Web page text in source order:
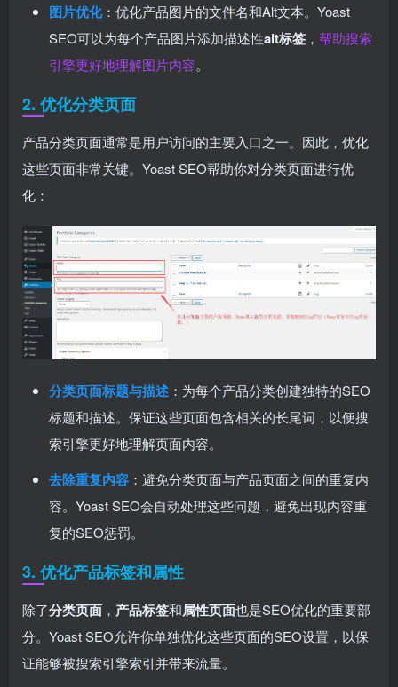
图片优化：优化产品图片的文件名和Alt文本。Yoast
SEO可以为每个产品图片添加描述性alt标签 ， 帮助搜索
引擎更好地理解图片内容。
2. 优化分类页面
产品分类页面通常是用户访问的主要入口之一。因此，优化
这些页面非常关键。Yoast SEO帮助你对分类页面进行优
化：
分类页面标题与描述 ：为每个产品分类创建独特的SEO
标题和描述。保证这些页面包含相关的长尾词，以便搜
索引擎更好地理解页面内容。
去除重复内容 ：避免分类页面与产品页面之间的重复内
容。Yoast SEO会自动处理这些问题，避免出现内容重
复的SEO惩罚。
3. 优化产品标签和属性
除了分类页面 ， 产品标签和属性页面也是SEO优化的重要部
分。Yoast SEO允许你单独优化这些页面的SEO设置，以保
证能够被搜索引擎索引并带来流量。